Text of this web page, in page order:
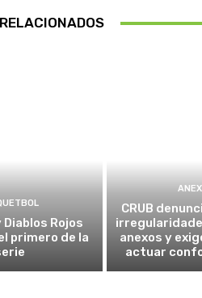
Rojos
primero de la
CRUB
anexos y
actuar